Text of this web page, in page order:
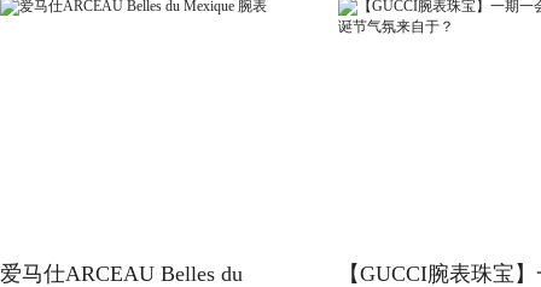
爱马仕ARCEAU Belles du
【GUCCI腕表珠宝